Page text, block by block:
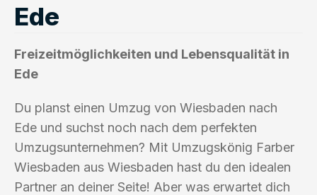
Ede
Freizeitmöglichkeiten und Lebensqualität in
Ede
Du planst einen Umzug von Wiesbaden nach
Ede und suchst noch nach dem perfekten
Umzugsunternehmen? Mit Umzugskönig Farber
Wiesbaden aus Wiesbaden hast du den idealen
Partner an deiner Seite! Aber was erwartet dich